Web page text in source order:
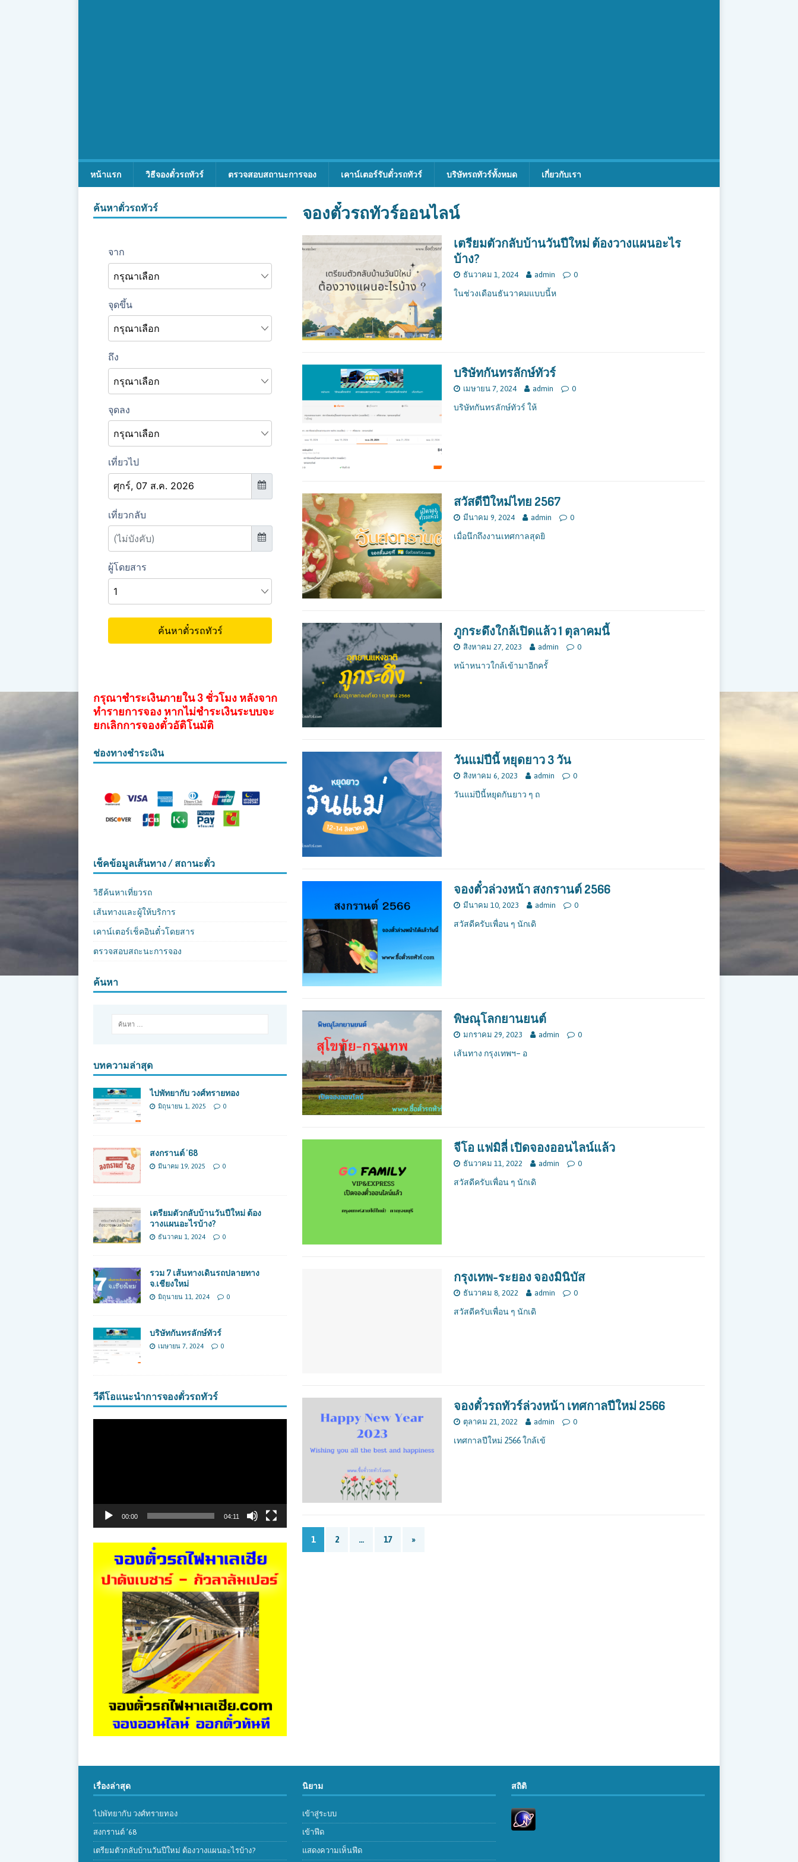
หน้าแรก วิธีจองตั๋วรถทัวร์ ตรวจสอบสถานะการจอง เคาน์เตอร์รับตั๋วรถทัวร์ บริษัทรถทัวร์ทั้งหมด เกี่ยวกับเรา
จองตั๋วรถทัวร์ออนไลน์
เตรียมตัวกลับบ้านวันปีใหม่ ต้องวางแผนอะไร
บ้าง?
ธันวาคม 1, 2024 admin 0
ในช่วงเดือนธันวาคมแบบนี้ห
บริษัทกันทรลักษ์ทัวร์
เมษายน 7, 2024 admin 0
บริษัทกันทรลักษ์ทัวร์ ให้
สวัสดีปีใหม่ไทย 2567
มีนาคม 9, 2024 admin 0
เมื่อนึกถึงงานเทศกาลสุดยิ
ภูกระดึงใกล้เปิดแล้ว 1 ตุลาคมนี้
สิงหาคม 27, 2023 admin 0
หน้าหนาวใกล้เข้ามาอีกครั้
วันแม่ปีนี้ หยุดยาว 3 วัน
สิงหาคม 6, 2023 admin 0
วันแม่ปีนี้หยุดกันยาว ๆ ถ
จองตั๋วล่วงหน้า สงกรานต์ 2566
มีนาคม 10, 2023 admin 0
สวัสดีครับเพื่อน ๆ นักเดิ
พิษณุโลกยานยนต์
มกราคม 29, 2023 admin 0
เส้นทาง กรุงเทพฯ– อ
จีโอ แฟมิลี่ เปิดจองออนไลน์แล้ว
ธันวาคม 11, 2022 admin 0
สวัสดีครับเพื่อน ๆ นักเดิ
กรุงเทพ-ระยอง จองมินิบัส
ธันวาคม 8, 2022 admin 0
สวัสดีครับเพื่อน ๆ นักเดิ
จองตั๋วรถทัวร์ล่วงหน้า เทศกาลปีใหม่ 2566
ตุลาคม 21, 2022 admin 0
เทศกาลปีใหม่ 2566 ใกล้เข้
1 2 … 17 »
ค้นหาตั๋วรถทัวร์
กรุณาชำระเงินภายใน 3 ชั่วโมง หลังจาก
ทำรายการจอง หากไม่ชำระเงินระบบจะ
ยกเลิกการจองตั๋วอัติโนมัติ
ช่องทางชำระเงิน
เช็คข้อมูลเส้นทาง / สถานะตั๋ว
วิธีค้นหาเที่ยวรถ
เส้นทางและผู้ให้บริการ
เคาน์เตอร์เช็คอินตั๋วโดยสาร
ตรวจสอบสถะนะการจอง
ค้นหา
บทความล่าสุด
ไปพัทยากับ วงศ์ทรายทอง
มิถุนายน 1, 2025 0
สงกรานต์ ’68
มีนาคม 19, 2025 0
เตรียมตัวกลับบ้านวันปีใหม่ ต้อง
วางแผนอะไรบ้าง?
ธันวาคม 1, 2024 0
รวม 7 เส้นทางเดินรถปลายทาง
จ.เชียงใหม่
มิถุนายน 11, 2024 0
บริษัทกันทรลักษ์ทัวร์
เมษายน 7, 2024 0
วีดีโอแนะนำการจองตั๋วรถทัวร์
00:00 04:11
เรื่องล่าสุด
ไปพัทยากับ วงศ์ทรายทอง
สงกรานต์ ’68
เตรียมตัวกลับบ้านวันปีใหม่ ต้องวางแผนอะไรบ้าง?
นิยาม
เข้าสู่ระบบ
เข้าฟีด
แสดงความเห็นฟีด
สถิติ